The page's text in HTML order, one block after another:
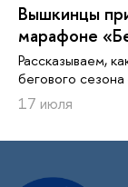
Вышкинцы
марафоне
Рассказываем,
бегового
17 июля